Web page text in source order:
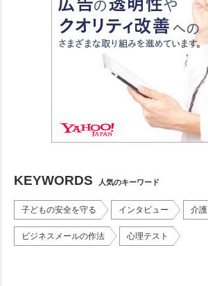
KEYWORDS 人気のキーワード
子どもの安全を守る インタビュー 介護
ビジネスメールの作法 心理テスト